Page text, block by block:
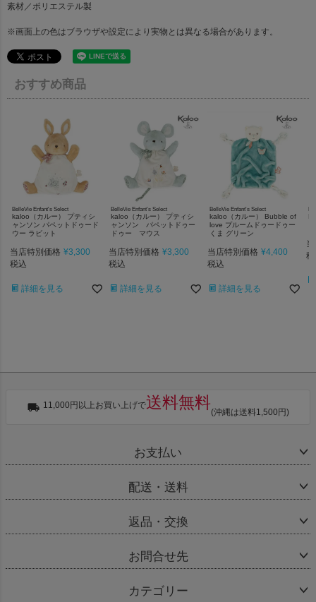
素材／ポリエステル製
※画面上の色はブラウザや設定により実物とは異なる場合があります。
おすすめ商品
BelleVie Enfant's Select
kaloo（カルー） プティシ
ャンソン パペットドゥード
ウー ラビット
当店特別価格 ¥3,300
税込
詳細を見る
BelleVie Enfant's Select
kaloo（カルー） プティシ
ャンソン パペットドゥー
ドゥー マウス
当店特別価格 ¥3,300
税込
詳細を見る
BelleVie Enfant's Select
kaloo（カルー） Bubble of
love プルームドゥードゥー
くま グリーン
当店特別価格 ¥4,400
税込
詳細を見る
税
11,000円以上お買い上げで送料無料
(沖縄は送料1,500円)
お支払い
配送・送料
返品・交換
お問合せ先
カテゴリー